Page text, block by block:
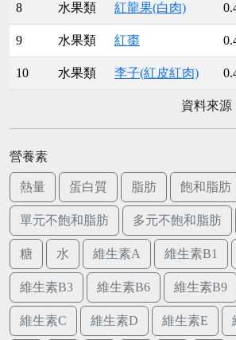
8 水果類 紅龍果(白肉)
9 水果類 紅棗
10 水果類 李子(紅皮紅肉)
資料來源
營養素
熱量 蛋白質 脂肪 飽和脂肪
單元不飽和脂肪 多元不飽和脂肪
糖 水 維生素A 維生素B1
維生素B3 維生素B6 維生素B9
維生素C 維生素D 維生素E